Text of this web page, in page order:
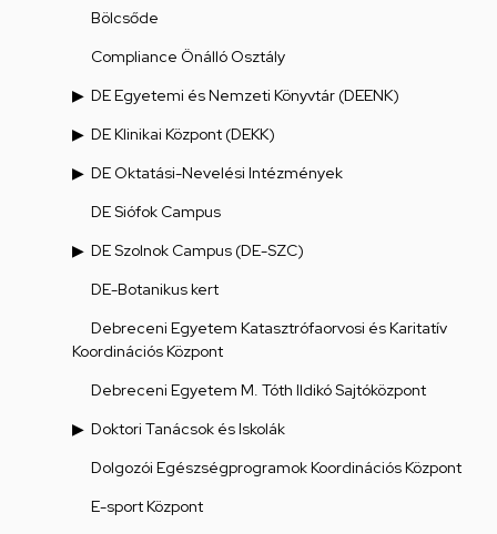
Bölcsőde
Compliance Önálló Osztály
DE Egyetemi és Nemzeti Könyvtár (DEENK)
DE Klinikai Központ (DEKK)
DE Oktatási-Nevelési Intézmények
DE Siófok Campus
DE Szolnok Campus (DE-SZC)
DE-Botanikus kert
Debreceni Egyetem Katasztrófaorvosi és Karitatív
Koordinációs Központ
Debreceni Egyetem M. Tóth Ildikó Sajtóközpont
Doktori Tanácsok és Iskolák
Dolgozói Egészségprogramok Koordinációs Központ
E-sport Központ